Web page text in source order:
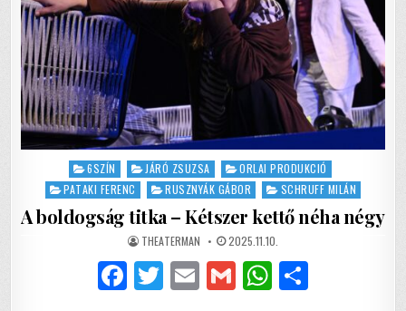
Posted
in
6SZÍN JÁRÓ ZSUZSA
ORLAI PRODUKCIÓ
PATAKI FERENC
RUSZNYÁK GÁBOR SCHRUFF MILÁN
A boldogság titka – Kétszer kettő néha négy
AUTHOR:
THEATERMAN PUBLISHED
DATE:
2025.11.10.
F T E G W